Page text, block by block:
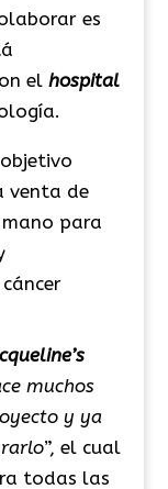
es
el hospital
venta de
para
muchos
y ya
”, el cual
todas las